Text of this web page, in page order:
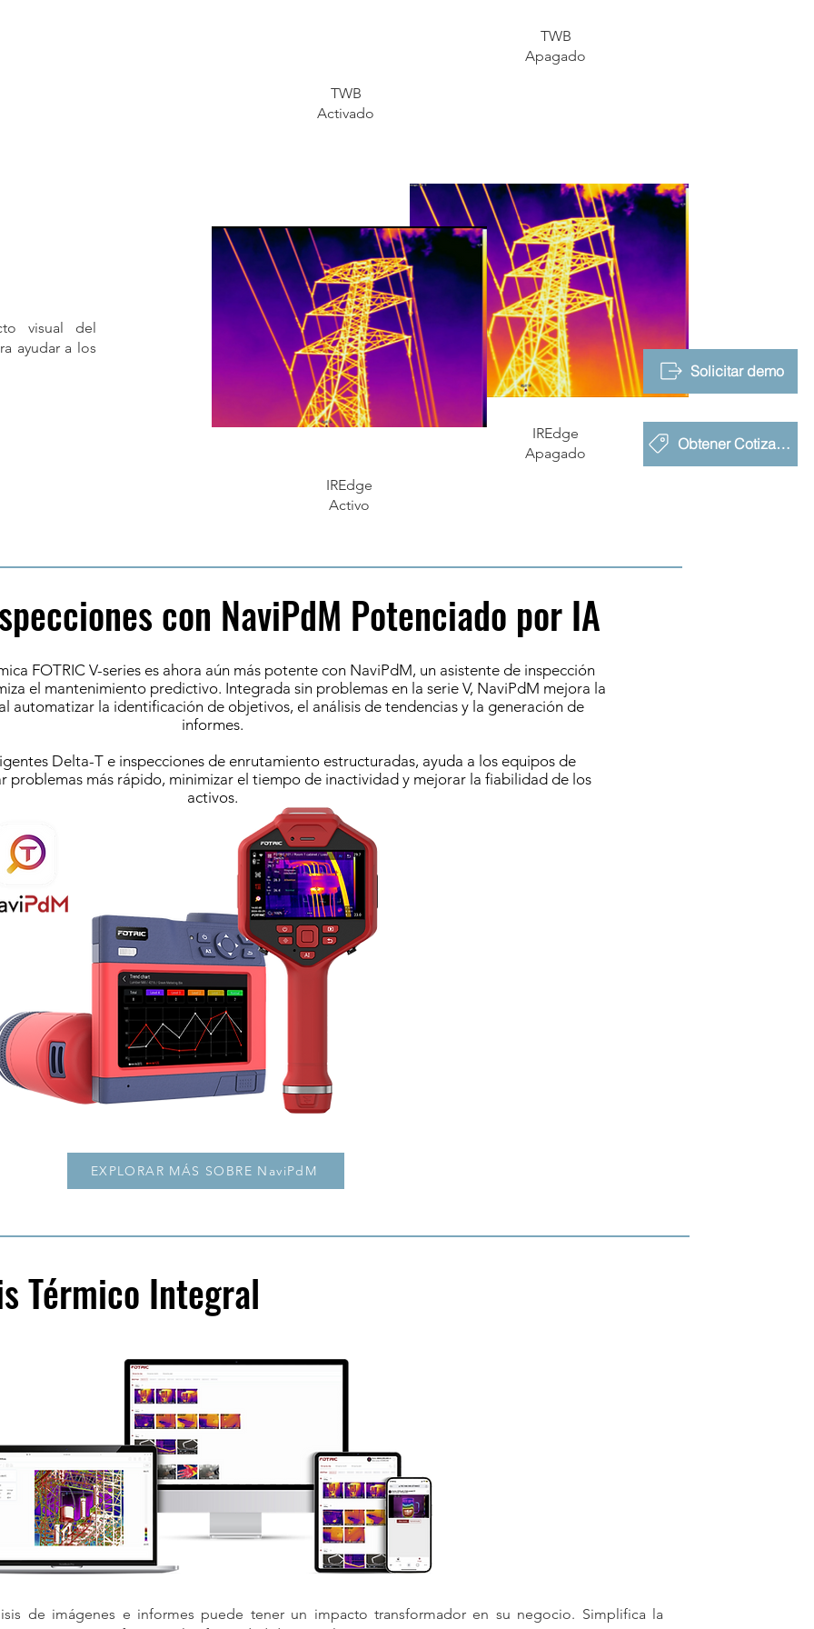
Solicitar demo
Obtener Cotización
TWB
Apagado
TWB
Activado
visual del
ayudar a los
IREdge
Apagado
IREdge
Activo
con NaviPdM Potenciado por IA
FOTRIC V-series es ahora aún más potente con NaviPdM, un asistente de inspección
el mantenimiento predictivo. Integrada sin problemas en la serie V, NaviPdM mejora la
automatizar la identificación de objetivos, el análisis de tendencias y la generación de
informes.
Delta-T e inspecciones de enrutamiento estructuradas, ayuda a los equipos de
problemas más rápido, minimizar el tiempo de inactividad y mejorar la fiabilidad de los
activos.
EXPLORAR MÁS SOBRE NaviPdM
Térmico Integral
de imágenes e informes puede tener un impacto transformador en su negocio. Simplifica la